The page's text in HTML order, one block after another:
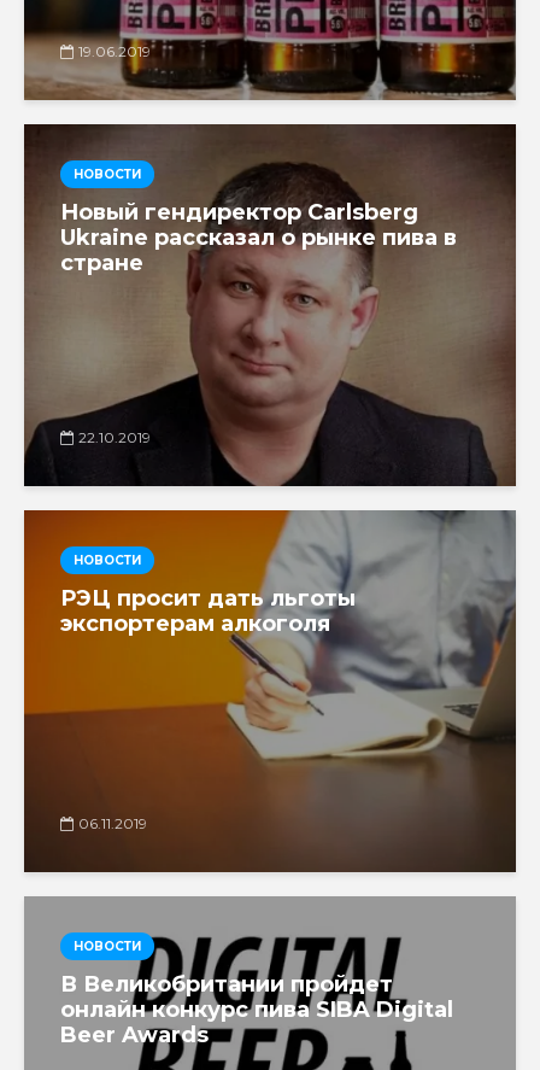
19.06.2019
НОВОСТИ
Новый гендиректор Carlsberg
Ukraine рассказал о рынке пива в
стране
22.10.2019
НОВОСТИ
РЭЦ просит дать льготы
экспортерам алкоголя
06.11.2019
НОВОСТИ
В Великобритании пройдет
онлайн конкурс пива SIBA Digital
Beer Awards